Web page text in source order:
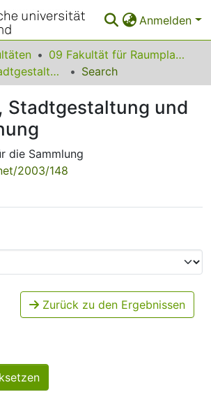
Anmelden
09 Fakultät für Raumplanung
Städtebau, Stadtgestaltung und Bauleitplanung
Search
Stadtgestaltung und
die Sammlung
2003/148
Zurück zu den Ergebnissen